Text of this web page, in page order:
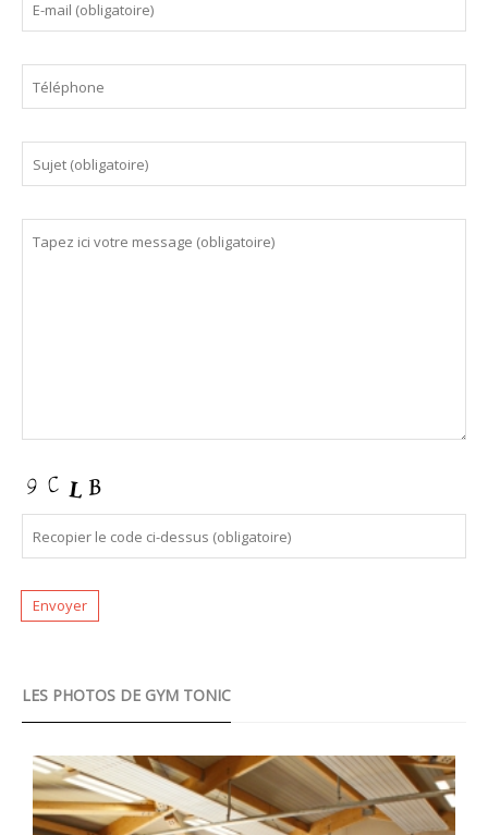
LES PHOTOS DE GYM TONIC